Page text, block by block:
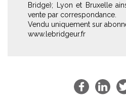
Bridge); Lyon et Bruxelle
vente par correspondance.
Vendu uniquement sur
www.lebridgeur.fr